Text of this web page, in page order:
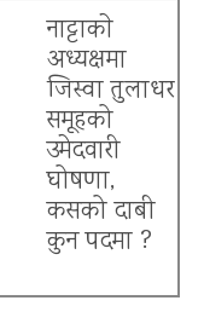
नाट्टाकाे
अध्यक्षमा
जिस्वा तुलाधर
समूहको
उमेदवारी
घोषणा,
कसको दाबी
कुन पदमा ?